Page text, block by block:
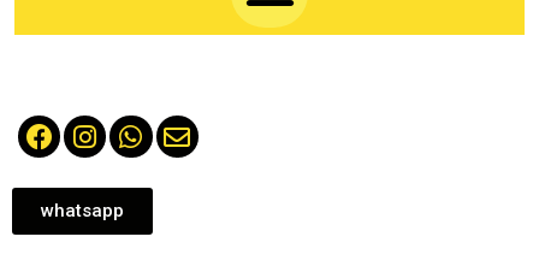
whatsapp